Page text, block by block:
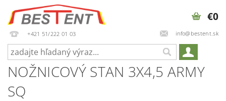
+421 51/222 01 03 info@bestent.sk
€0
NOŽNICOVÝ STAN 3X4,5 ARMY
SQ